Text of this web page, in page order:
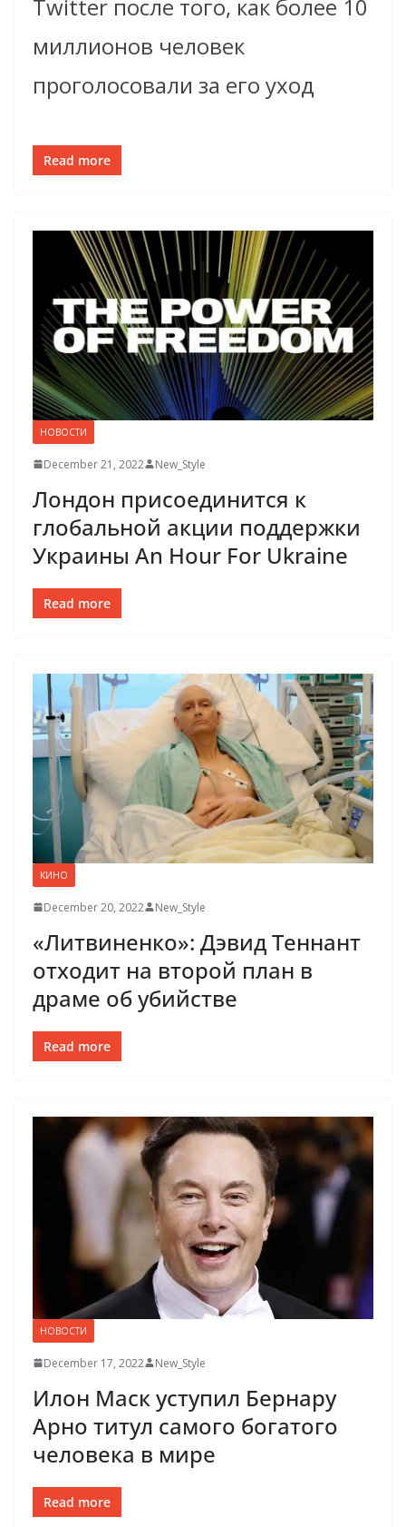
Twitter после того, как более 10
миллионов человек
проголосовали за его уход
Read more
НОВОСТИ
December 21, 2022 New_Style
Лондон присоединится к
глобальной акции поддержки
Украины An Hour For Ukraine
Read more
КИНО
December 20, 2022 New_Style
«Литвиненко»: Дэвид Теннант
отходит на второй план в
драме об убийстве
Read more
НОВОСТИ
December 17, 2022 New_Style
Илон Маск уступил Бернару
Арно титул самого богатого
человека в мире
Read more